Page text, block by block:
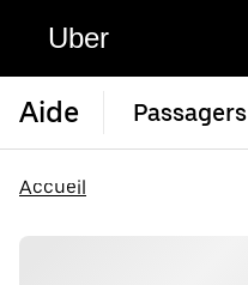
Uber
Aide Passagers
Accueil